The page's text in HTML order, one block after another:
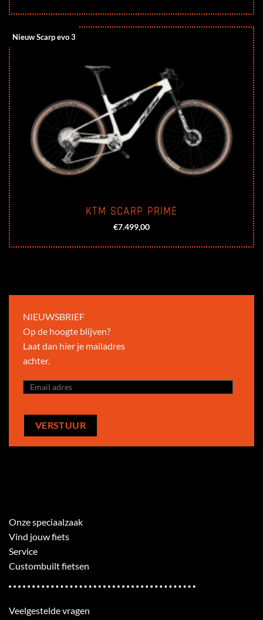
Nieuw Scarp evo 3
KTM SCARP PRIME
€7.499,00
NIEUWSBRIEF
Op de hoogte blijven?
Laat dan hier je mailadres
achter.
Onze speciaalzaak
Vind jouw fiets
Service
Custombuilt fietsen
Veelgestelde vragen